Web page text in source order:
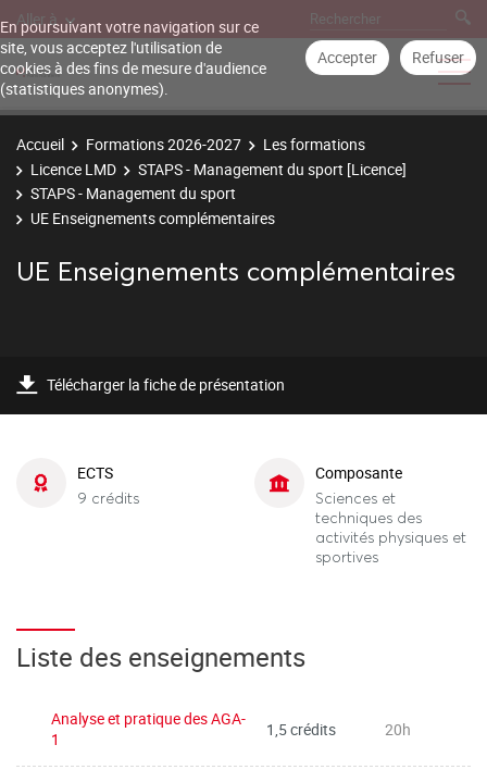
En poursuivant votre navigation sur ce
site, vous acceptez l'utilisation de
cookies à des fins de mesure d'audience
(statistiques anonymes).
Accepter Refuser
Aller à
Accueil Formations 2026-2027
Les formations
Licence LMD
STAPS - Management du sport [Licence]
STAPS - Management du sport
UE Enseignements complémentaires
UE Enseignements complémentaires
Télécharger la fiche de présentation
ECTS
9 crédits
Composante
Sciences et
techniques des
activités physiques et
sportives
Liste des enseignements
Analyse et pratique des AGA-
1
1,5 crédits 20h